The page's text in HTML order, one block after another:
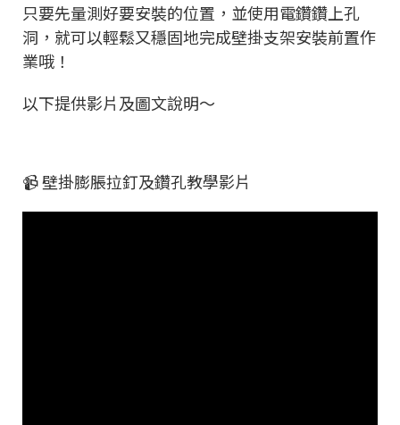
只要先量測好要安裝的位置，並使用電鑽鑽上孔
洞，就可以輕鬆又穩固地完成壁掛支架安裝前置作
業哦！
以下提供影片及圖文說明～
📹 壁掛膨脹拉釘及鑽孔教學影片